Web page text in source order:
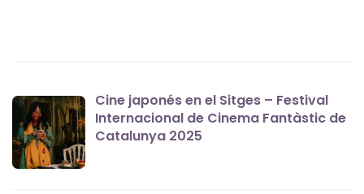
Cine japonés en el Sitges – Festival
Internacional de Cinema Fantàstic de
Catalunya 2025